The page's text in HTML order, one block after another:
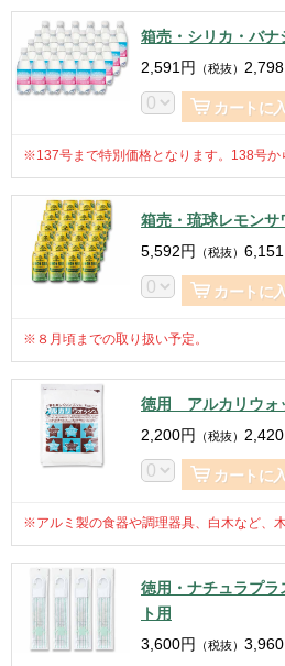
箱売・シリカ・バナ
2,591 円 （税抜） 2,798
カートに
※137号まで特別価格となります。138号か
箱売・琉球レモンサ
5,592円 （税抜） 6,151
カートに
※８月頃までの取り扱い予定。
徳用 アルカリウォ
2,200円 （税抜） 2,420
カートに
※アルミ製の食器や調理器具、白木など、
徳用・ナチュラプラ
ト用
3,600円 （税抜） 3,960